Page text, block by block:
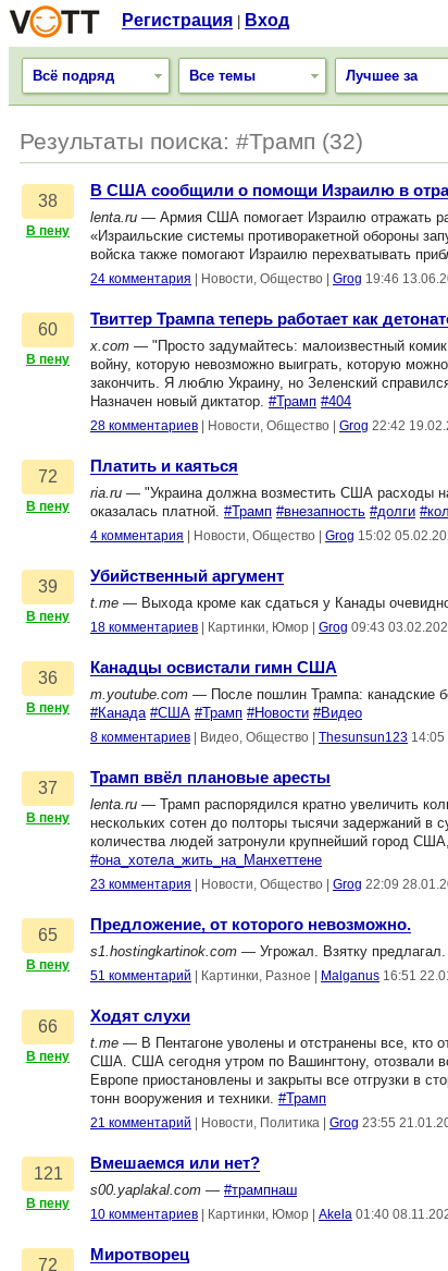
Регистрация Вход
Всё подряд Все темы Лучшее за
Результаты поиска: #Трамп (32)
38
В пену
В США сообщили о помощи Израилю в
lenta.ru — Армия США помогает Израилю отражать
«Израильские системы противоракетной обороны
войска также помогают Израилю перехватывать
24 комментария Новости, Общество Grog 19:46
60
В пену
Твиттер Трампа теперь работает как
x.com — "Просто задумайтесь: малоизвестный
войну, которую невозможно выиграть, которую
закончить. Я люблю Украину, но Зеленский
Назначен новый диктатор. #Трамп #404
28 комментариев Новости, Общество Grog 22:42
72
В пену
Платить и каяться
ria.ru — "Украина должна возместить США расходы
оказалась платной. #Трамп #внезапность #долги
4 комментария Новости, Общество Grog 15:02
39
В пену
Убийственный аргумент
t.me — Выхода кроме как сдаться у Канады
18 комментариев Картинки, Юмор Grog 09:43
36
В пену
Канадцы освистали гимн США
m.youtube.com — После пошлин Трампа: канадские
#Канада #США #Трамп #Новости #Видео
8 комментариев Видео, Общество Thesunsun123 14:05
37
В пену
Трамп ввёл плановые аресты
lenta.ru — Трамп распорядился кратно увеличить
нескольких сотен до полторы тысячи задержаний в
количества людей затронули крупнейший город
#она_хотела_жить_на_Манхеттене
23 комментария Новости, Общество Grog 22:09
65
В пену
Предложение, от которого невозможно.
s1.hostingkartinok.com — Угрожал. Взятку
51 комментарий Картинки, Разное Malganus 16:51
66
В пену
Ходят слухи
t.me — В Пентагоне уволены и отстранены все, кто
США. США сегодня утром по Вашингтону, отозвали
Европе приостановлены и закрыты все отгрузки в
тонн вооружения и техники. #Трамп
21 комментарий Новости, Политика Grog 23:55
121
В пену
Вмешаемся или нет?
s00.yaplakal.com — #трампнаш
10 комментариев Картинки, Юмор Akela 01:40
72
Миротворец